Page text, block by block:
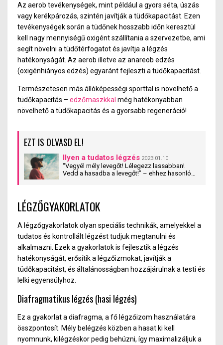
Az aerob tevékenységek, mint például a gyors séta, úszás
vagy kerékpározás, szintén javítják a tüdőkapacitást. Ezen
tevékenységek során a tüdőnek hosszabb időn keresztül
kell nagy mennyiségű oxigént szállítania a szervezetbe, ami
segít növelni a tüdőtérfogatot és javítja a légzés
hatékonyságát. Az aerob illetve az anareob edzés
(oxigénhiányos edzés) egyaránt fejleszti a tüdőkapacitást.
Természetesen más állóképességi sporttal is növelhető a
tüdőkapacitás – edzőmaszkkal még hatékonyabban
növelhető a tüdőkapacitás és a gyorsabb regeneráció!
EZT IS OLVASD EL!
Ilyen a tudatos légzés 2023.01.10
“Vegyél mély levegőt! Lélegezz lassabban!
Vedd a hasadba a levegőt!” – ehhez hasonló
Miért nem elég csak egyszerűen beszívni és
kifújni a levegőt? Mit tud befolyásolni, mire lehet
alábbi cikkben.
LÉGZŐGYAKORLATOK
A légzőgyakorlatok olyan speciális technikák, amelyekkel a
tudatos és kontrollált légzést tudjuk megtanulni és
alkalmazni. Ezek a gyakorlatok is fejlesztik a légzés
hatékonyságát, erősítik a légzőizmokat, javítják a
tüdőkapacitást, és általánosságban hozzájárulnak a testi és
lelki egyensúlyhoz.
Diafragmatikus légzés (hasi légzés)
Ez a gyakorlat a diafragma, a fő légzőizom használatára
összpontosít. Mély belégzés közben a hasat ki kell
nyomnunk, kilégzéskor pedig behúzni, így maximalizáljuk a